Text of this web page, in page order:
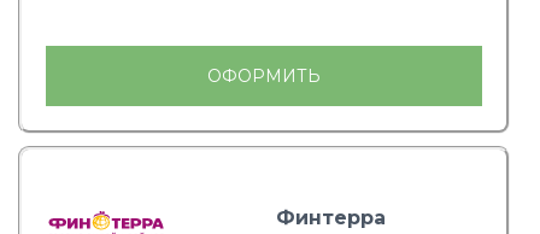
ОФОРМИТЬ
Финтерра